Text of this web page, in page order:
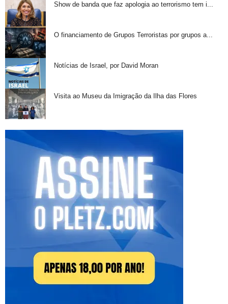
Show de banda que faz apologia ao terrorismo tem i...
O financiamento de Grupos Terroristas por grupos a...
Notícias de Israel, por David Moran
Visita ao Museu da Imigração da Ilha das Flores